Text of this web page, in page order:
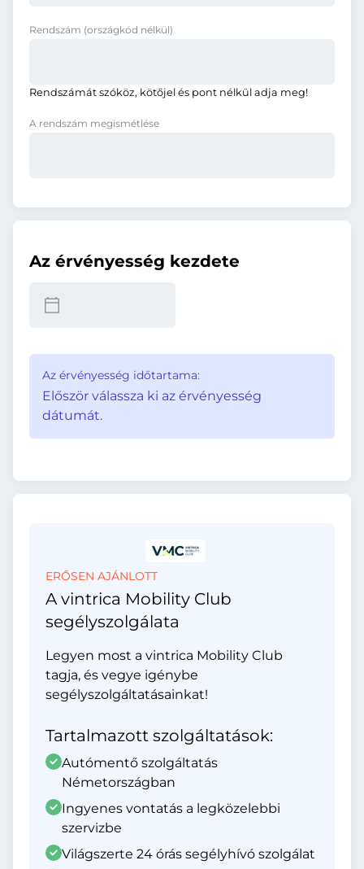
Rendszám (országkód nélkül)
Rendszámát szóköz, kötőjel és pont nélkül adja meg!
A rendszám megismétlése
Az érvényesség kezdete
Az érvényesség időtartama:
Először válassza ki az érvényesség
dátumát.
ERŐSEN AJÁNLOTT
A vintrica Mobility Club
segélyszolgálata
Legyen most a vintrica Mobility Club
tagja, és vegye igénybe
segélyszolgáltatásainkat!
Tartalmazott szolgáltatások:
Autómentő szolgáltatás
Németországban
Ingyenes vontatás a legközelebbi
szervizbe
Világszerte 24 órás segélyhívó szolgálat